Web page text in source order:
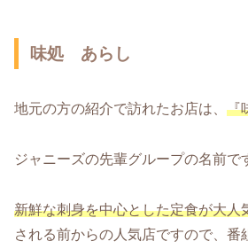
味処 あらし
地元の方の紹介で訪れたお店は、 『
ジャニーズの先輩グループの名前で
新鮮な刺身を中心とした定食が大人
される前からの人気店ですので、番